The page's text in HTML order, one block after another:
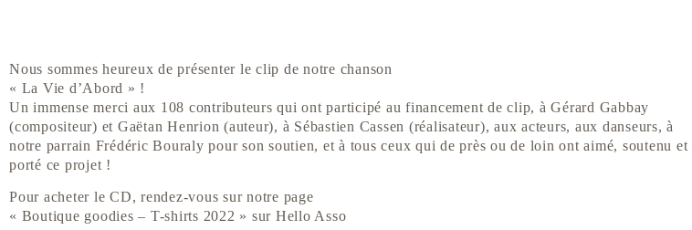
Nous sommes heureux de présenter le clip de notre chanson
« La Vie d’Abord » !
Un immense merci aux 108 contributeurs qui ont participé au financement de clip, à Gérard Gabbay
(compositeur) et Gaëtan Henrion (auteur), à Sébastien Cassen (réalisateur), aux acteurs, aux danseurs, à
notre parrain Frédéric Bouraly pour son soutien, et à tous ceux qui de près ou de loin ont aimé, soutenu et
porté ce projet !
Pour acheter le CD, rendez-vous sur notre page
« Boutique goodies – T-shirts 2022 » sur Hello Asso